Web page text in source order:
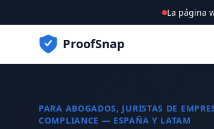
La página
ProofSnap
PARA ABOGADOS, JURISTAS DE
COMPLIANCE — ESPAÑA Y LATAM